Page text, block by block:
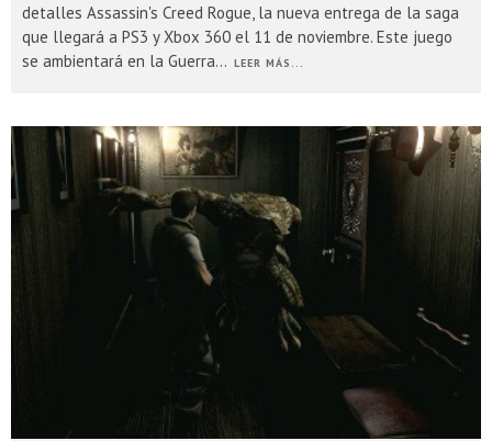
detalles Assassin's Creed Rogue, la nueva entrega de la saga
que llegará a PS3 y Xbox 360 el 11 de noviembre. Este juego
se ambientará en la Guerra... LEER MÁS...